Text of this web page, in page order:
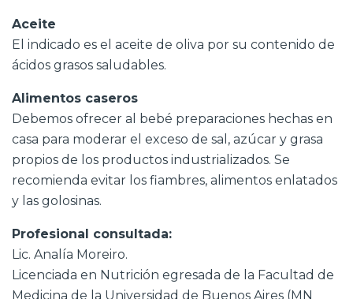
Aceite
El indicado es el aceite de oliva por su contenido de
ácidos grasos saludables.
Alimentos caseros
Debemos ofrecer al bebé preparaciones hechas en
casa para moderar el exceso de sal, azúcar y grasa
propios de los productos industrializados. Se
recomienda evitar los fiambres, alimentos enlatados
y las golosinas.
Profesional consultada:
Lic. Analía Moreiro.
Licenciada en Nutrición egresada de la Facultad de
Medicina de la Universidad de Buenos Aires (MN